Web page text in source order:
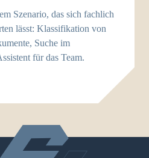
Szenario, das sich fachlich
lässt: Klassifikation von
Suche im
für das Team.